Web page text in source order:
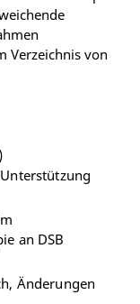
Verzeichnis von
an DSB
Änderungen